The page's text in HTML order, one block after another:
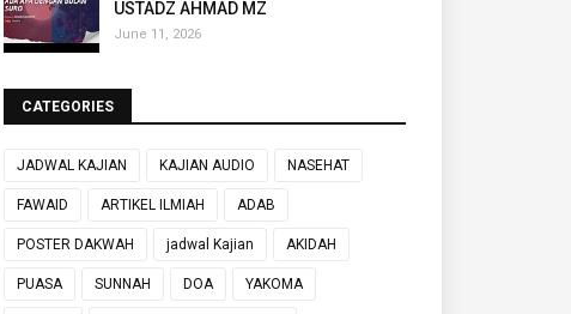
USTADZ AHMAD MZ
June 11, 2026
CATEGORIES
JADWAL KAJIAN KAJIAN AUDIO NASEHAT
FAWAID ARTIKEL ILMIAH ADAB
POSTER DAKWAH jadwal Kajian AKIDAH
PUASA SUNNAH DOA YAKOMA